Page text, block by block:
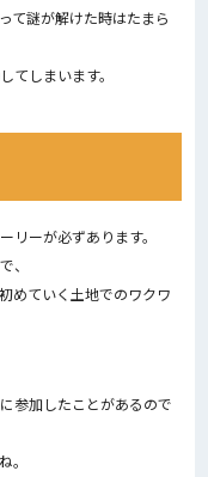
て謎が解けた時はたまら
てしまいます。
リーが必ずあります。
、
めていく土地でのワクワ
参加したことがあるので
。